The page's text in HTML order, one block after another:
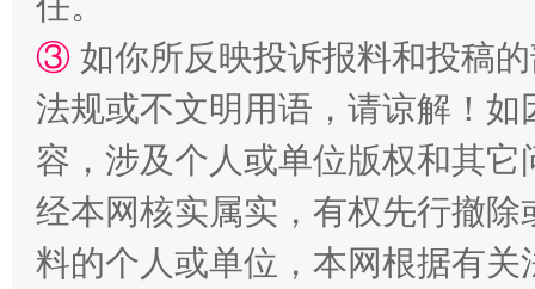
“蜀中异人”王建安的艺术幻境
③ 如你所反映投诉报料和投稿
法规或不文明用语，请谅解！
容，涉及个人或单位版权和其它
经本网核实属实，有权先行撤
料的个人或单位，本网根据有